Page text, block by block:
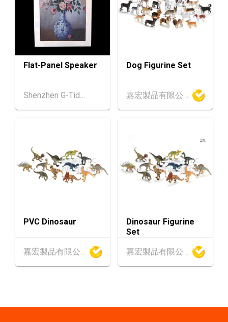
AUG
中國國際紡織⾯料及輔料（秋冬）博覽會 (202
6年8月25至27日)
26
AUG
香港
26.08.2026
「中小企資援組」網絡研討會系列︰AI「資」
持・中小企出海攻略 -【一人公司×AI】資助驅
動觸達全球
1-5
香港
01.09.2026 - 05.09.2026
2-5
香港
02.09.2026 - 05.09.2026
香港國際時尚匯展 2026 (香港會議展覽中心)
SEP
[數碼學堂] 中小企外貿超前部署 2027：AI Age
nt自動化 • 智能物流 • 貿易增長新布局
9-10
SEP
香港
09.09.2026 - 10.09.2026
一帶一路高峰論壇2026
SEP
運輸物流學會國際會議 2026
Flat-Panel Speaker Dog Figurine Set
PVC Dinosaur
嘉宏製品有限公司
Dinosaur Figurine
Set
嘉宏製品有限公司